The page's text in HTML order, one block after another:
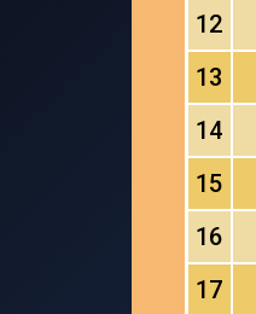
12
13
14
15
16
17